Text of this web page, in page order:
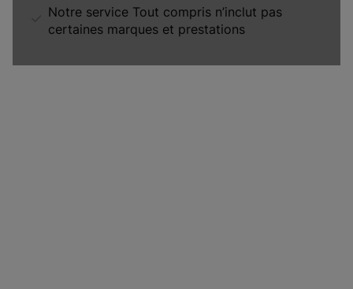
Notre service Tout compris n’inclut pas
certaines marques et prestations